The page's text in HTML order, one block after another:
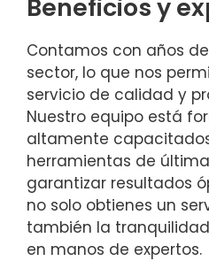
Beneficios y
Contamos con años
sector, lo que nos
servicio de calidad y
Nuestro equipo está
altamente
herramientas de
garantizar resultados
no solo obtienes un
también la
en manos de expertos.